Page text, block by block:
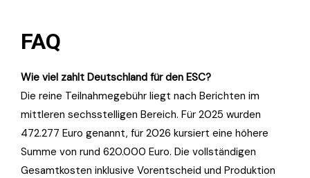
FAQ
Wie viel zahlt Deutschland für den ESC?
Die reine Teilnahmegebühr liegt nach Berichten im
mittleren sechsstelligen Bereich. Für 2025 wurden
472.277 Euro genannt, für 2026 kursiert eine höhere
Summe von rund 620.000 Euro. Die vollständigen
Gesamtkosten inklusive Vorentscheid und Produktion